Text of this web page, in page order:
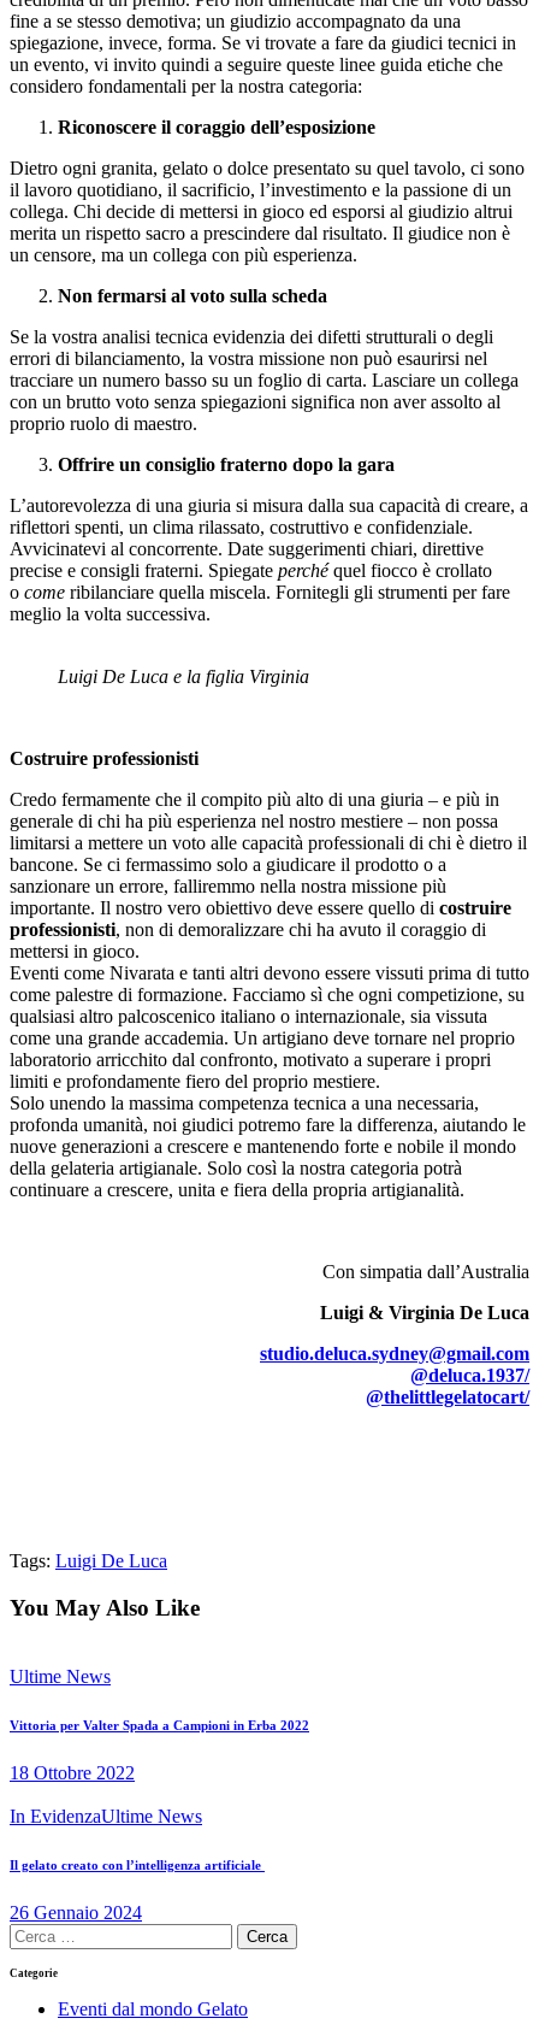
fine a se stesso demotiva; un giudizio accompagnato da una
spiegazione, invece, forma. Se vi trovate a fare da giudici tecnici in
un evento, vi invito quindi a seguire queste linee guida etiche che
considero fondamentali per la nostra categoria:
Riconoscere il coraggio dell’esposizione
Dietro ogni granita, gelato o dolce presentato su quel tavolo, ci sono
il lavoro quotidiano, il sacrificio, l’investimento e la passione di un
collega. Chi decide di mettersi in gioco ed esporsi al giudizio altrui
merita un rispetto sacro a prescindere dal risultato. Il giudice non è
un censore, ma un collega con più esperienza.
Non fermarsi al voto sulla scheda
Se la vostra analisi tecnica evidenzia dei difetti strutturali o degli
errori di bilanciamento, la vostra missione non può esaurirsi nel
tracciare un numero basso su un foglio di carta. Lasciare un collega
con un brutto voto senza spiegazioni significa non aver assolto al
proprio ruolo di maestro.
Offrire un consiglio fraterno dopo la gara
L’autorevolezza di una giuria si misura dalla sua capacità di creare, a
riflettori spenti, un clima rilassato, costruttivo e confidenziale.
Avvicinatevi al concorrente. Date suggerimenti chiari, direttive
precise e consigli fraterni. Spiegate perchéquel fiocco è crollato
o come ribilanciare quella miscela. Fornitegli gli strumenti per fare
meglio la volta successiva.
Luigi De Luca e la figlia Virginia
Costruire professionisti
Credo fermamente che il compito più alto di una giuria – e più in
generale di chi ha più esperienza nel nostro mestiere – non possa
limitarsi a mettere un voto alle capacità professionali di chi è dietro il
bancone. Se ci fermassimo solo a giudicare il prodotto o a
sanzionare un errore, falliremmo nella nostra missione più
importante. Il nostro vero obiettivo deve essere quello di costruire
professionisti, non di demoralizzare chi ha avuto il coraggio di
mettersi in gioco.
Eventi come Nivarata e tanti altri devono essere vissuti prima di tutto
come palestre di formazione. Facciamo sì che ogni competizione, su
qualsiasi altro palcoscenico italiano o internazionale, sia vissuta
come una grande accademia. Un artigiano deve tornare nel proprio
laboratorio arricchito dal confronto, motivato a superare i propri
limiti e profondamente fiero del proprio mestiere.
Solo unendo la massima competenza tecnica a una necessaria,
profonda umanità, noi giudici potremo fare la differenza, aiutando le
nuove generazioni a crescere e mantenendo forte e nobile il mondo
della gelateria artigianale. Solo così la nostra categoria potrà
continuare a crescere, unita e fiera della propria artigianalità.
Con simpatia dall’Australia
Luigi & Virginia De Luca
studio.deluca.sydney@gmail.com
@deluca.1937/
@thelittlegelatocart/
Tags: Luigi De Luca
You May Also Like
Ultime News
Vittoria per Valter Spada a Campioni in Erba 2022
18 Ottobre 2022
In EvidenzaUltime News
Il gelato creato con l’intelligenza artificiale
26 Gennaio 2024
Ricerca
per:
Categorie
Eventi dal mondo Gelato